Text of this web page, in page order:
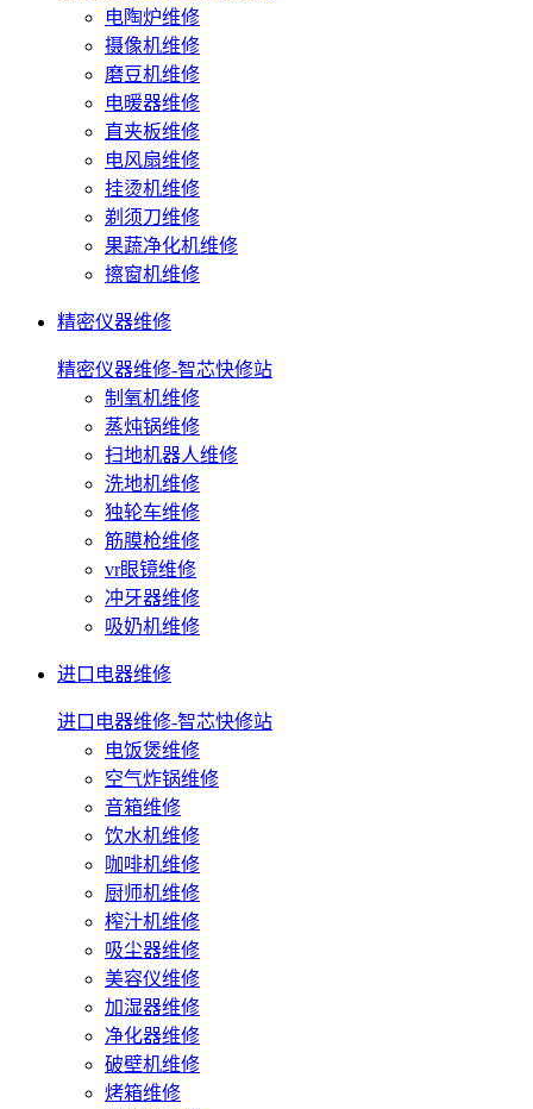
电陶炉维修
摄像机维修
磨豆机维修
电暖器维修
直夹板维修
电风扇维修
挂烫机维修
剃须刀维修
果蔬净化机维修
擦窗机维修
精密仪器维修
精密仪器维修-智芯快修站
制氧机维修
蒸炖锅维修
扫地机器人维修
洗地机维修
独轮车维修
筋膜枪维修
vr眼镜维修
冲牙器维修
吸奶机维修
进口电器维修
进口电器维修-智芯快修站
电饭煲维修
空气炸锅维修
音箱维修
饮水机维修
咖啡机维修
厨师机维修
榨汁机维修
吸尘器维修
美容仪维修
加湿器维修
净化器维修
破壁机维修
烤箱维修